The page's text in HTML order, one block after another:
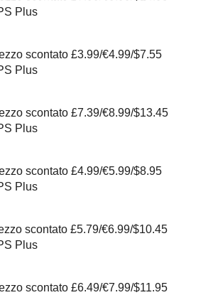
Plus
scontato £3.99/€4.99/$7.55
Plus
scontato £7.39/€8.99/$13.45
Plus
scontato £4.99/€5.99/$8.95
Plus
scontato £5.79/€6.99/$10.45
Plus
scontato £6.49/€7.99/$11.95